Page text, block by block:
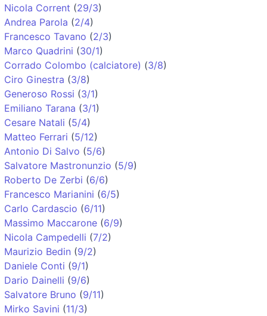
Nicola Corrent (29/3)
Andrea Parola (2/4)
Francesco Tavano (2/3)
Marco Quadrini (30/1)
Corrado Colombo (calciatore) (3/8)
Ciro Ginestra (3/8)
Generoso Rossi (3/1)
Emiliano Tarana (3/1)
Cesare Natali (5/4)
Matteo Ferrari (5/12)
Antonio Di Salvo (5/6)
Salvatore Mastronunzio (5/9)
Roberto De Zerbi (6/6)
Francesco Marianini (6/5)
Carlo Cardascio (6/11)
Massimo Maccarone (6/9)
Nicola Campedelli (7/2)
Maurizio Bedin (9/2)
Daniele Conti (9/1)
Dario Dainelli (9/6)
Salvatore Bruno (9/11)
Mirko Savini (11/3)